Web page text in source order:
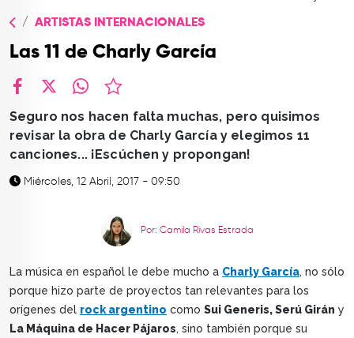
ARTISTAS INTERNACIONALES
Las 11 de Charly García
Seguro nos hacen falta muchas, pero quisimos
revisar la obra de Charly García y elegimos 11
canciones... ¡Escúchen y propongan!
Miércoles, 12 Abril, 2017 - 09:50
Por: Camila Rivas Estrada
La música en español le debe mucho a Charly García, no sólo
porque hizo parte de proyectos tan relevantes para los
orígenes del rock argentino como Sui Generis, Serú Girán y
La Máquina de Hacer Pájaros, sino también porque su